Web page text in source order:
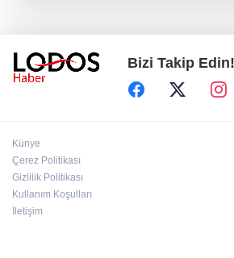
BUSKİ duyurdu:
saatlik kesinti!
Bizi Takip Edin!
Künye
Çerez Politikası
Gizlilik Politikası
Kullanım Koşulları
İletişim